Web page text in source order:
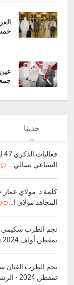
خمسة (05)
حديثا
السباعي بسالي ...
المجاهد مولاي ا...
0
نجم الطرب سكيمي
تمقطن أولف 2024
نجم الطرب الفنان
تمقطن 2024 - الرشوق